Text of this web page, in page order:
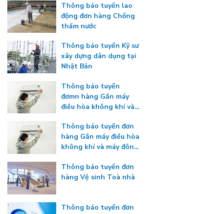
Thông báo tuyển lao
động đơn hàng Chống
thấm nước
Thông báo tuyển Kỹ sư
xây dựng dân dụng tại
Nhật Bản
Thông báo tuyển
đơmn hàng Gắn máy
điều hòa không khí và
Thông báo tuyển đơn
hàng Gắn máy điều hòa
không khí và máy đông
Thông báo tuyển đơn
hàng Vệ sinh Toà nhà
Thông báo tuyển đơn